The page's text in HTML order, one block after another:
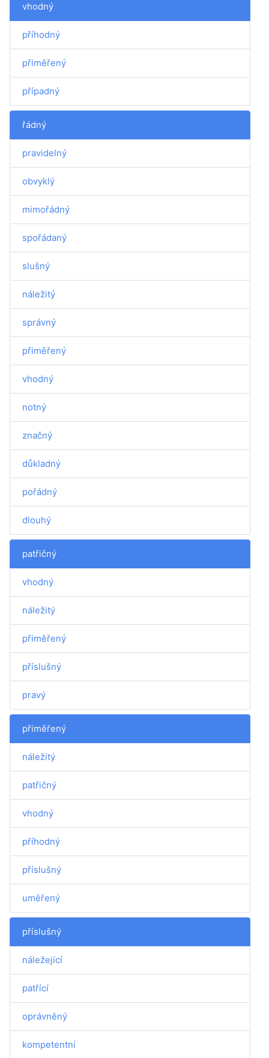
vhodný
příhodný
přiměřený
případný
řádný
pravidelný
obvyklý
mimořádný
spořádaný
slušný
náležitý
správný
přiměřený
vhodný
notný
značný
důkladný
pořádný
dlouhý
patřičný
vhodný
náležitý
přiměřený
příslušný
pravý
přiměřený
náležitý
patřičný
vhodný
příhodný
příslušný
uměřený
příslušný
náležející
patřící
oprávněný
kompetentní